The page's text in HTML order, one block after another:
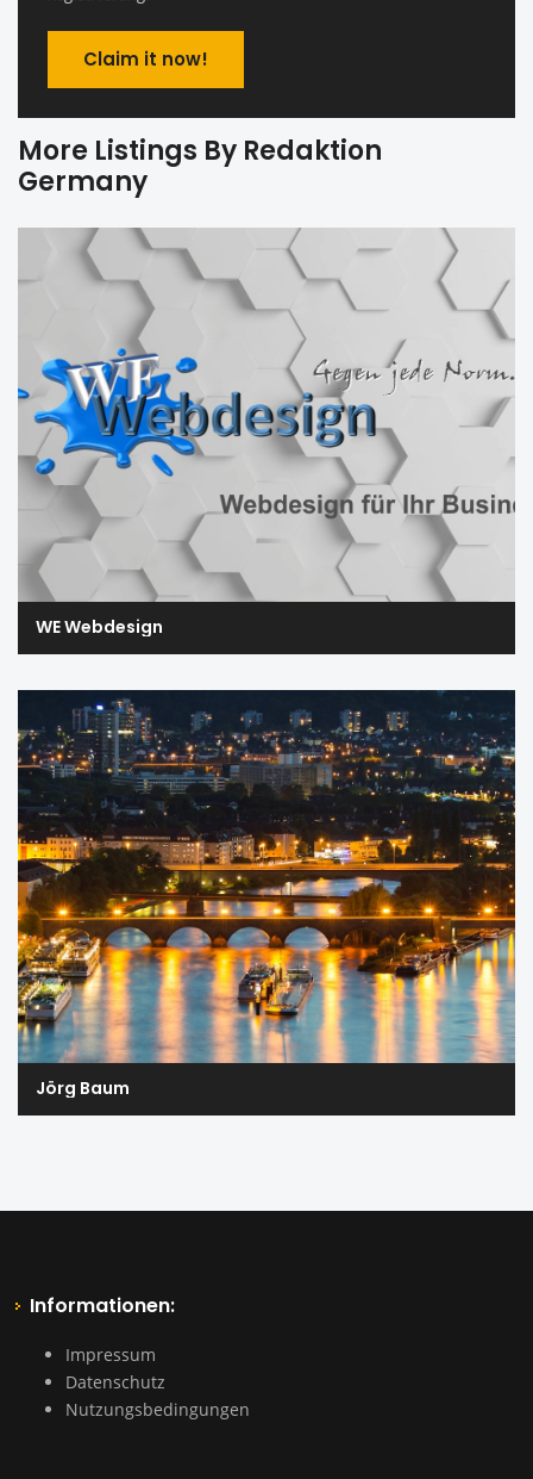
Claim it now!
More Listings By Redaktion
Germany
WE Webdesign
Jörg Baum
Informationen:
Impressum
Datenschutz
Nutzungsbedingungen